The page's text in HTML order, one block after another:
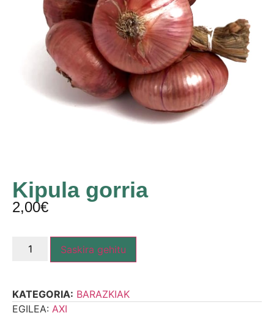
Kipula gorria
2,00€
Saskira gehitu
KATEGORIA: BARAZKIAK
EGILEA: AXI